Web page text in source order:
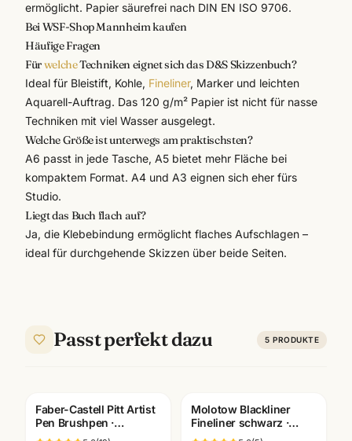
ermöglicht. Papier säurefrei nach DIN EN ISO 9706.
Bei WSF-Shop Mannheim kaufen
Häufige Fragen
FürwelcheTechniken eignet sich das D&S Skizzenbuch?
Ideal für Bleistift, Kohle, Fineliner, Marker und leichten
Aquarell-Auftrag. Das 120 g/m² Papier ist nicht für nasse
Techniken mit viel Wasser ausgelegt.
Welche Größe ist unterwegs am praktischsten?
A6 passt in jede Tasche, A5 bietet mehr Fläche bei
kompaktem Format. A4 und A3 eignen sich eher fürs
Studio.
Liegt das Buch flach auf?
Ja, die Klebebindung ermöglicht flaches Aufschlagen –
ideal für durchgehende Skizzen über beide Seiten.
Passt perfekt dazu 5 PRODUKTE
Faber-Castell Pitt Artist
Pen Brushpen ·
pigmentiert
Molotow Blackliner
Fineliner schwarz ·
pigmentiert +